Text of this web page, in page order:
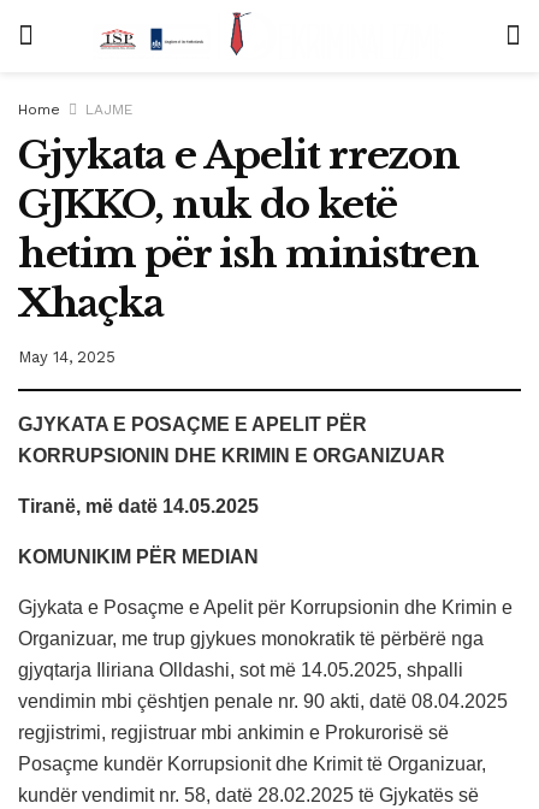
Home LAJME
Gjykata e Apelit rrezon
GJKKO, nuk do ketë
hetim për ish ministren
Xhaçka
May 14, 2025
GJYKATA E POSAÇME E APELIT PËR
KORRUPSIONIN DHE KRIMIN E ORGANIZUAR
Tiranë, më datë 14.05.2025
KOMUNIKIM PËR MEDIAN
Gjykata e Posaçme e Apelit për Korrupsionin dhe Krimin e
Organizuar, me trup gjykues monokratik të përbërë nga
gjyqtarja Iliriana Olldashi, sot më 14.05.2025, shpalli
vendimin mbi çështjen penale nr. 90 akti, datë 08.04.2025
regjistrimi, regjistruar mbi ankimin e Prokurorisë së
Posaçme kundër Korrupsionit dhe Krimit të Organizuar,
kundër vendimit nr. 58, datë 28.02.2025 të Gjykatës së